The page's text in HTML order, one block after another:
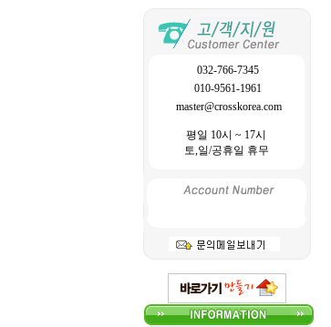
032-766-7345
010-9561-1961
master@crosskorea.com
평일 10시 ~ 17시
토,일/공휴일 휴무